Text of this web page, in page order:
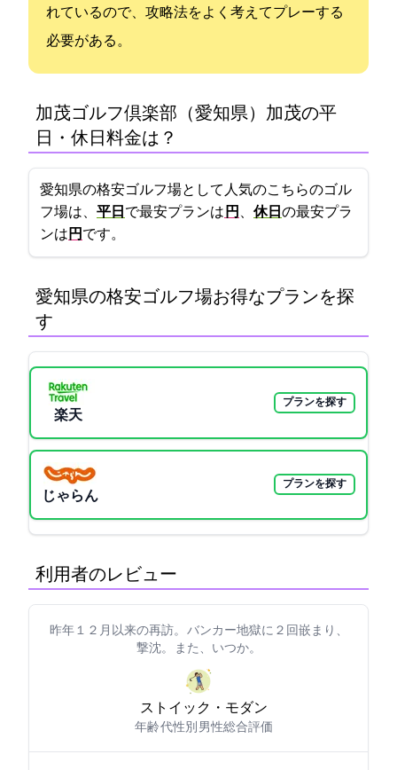
れているので、攻略法をよく考えてプレーする
必要がある。
加茂ゴルフ倶楽部（愛知県）(加茂GC)の平
日・休日料金は？
愛知県の格安ゴルフ場として人気のこちらのゴル
フ場は、 平日 で最安プランは 7757円 、 休日 の最安プラ
ンは 9550円 です。
愛知県の格安ゴルフ場:お得なプランを探
す
楽天GORA
プランを探す
じゃらん
プランを探す
利用者のレビュー
昨年１２月以来の再訪。 バンカー地獄に２回嵌まり、
撃沈。 また、いつか。
ストイック・モダン
年齢: 50代性別: 男性総合評価: 5